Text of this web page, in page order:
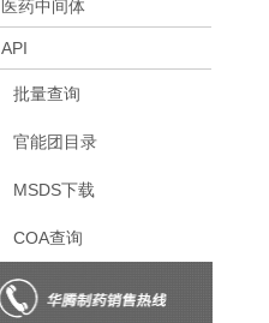
医药中间体
API
批量查询
官能团目录
MSDS下载
COA查询